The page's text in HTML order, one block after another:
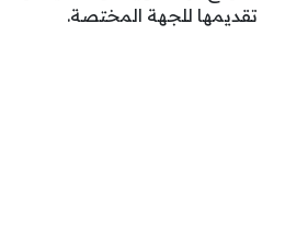
تقديمها للجهة المختصة.